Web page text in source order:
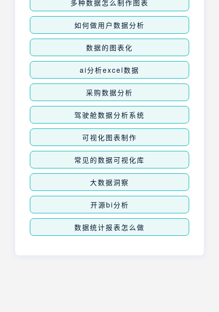
多种数据怎么制作图表
如何做用户数据分析
数据的图表化
ai分析excel数据
采购数据分析
驾驶舱数据分析系统
可视化图表制作
常见的数据可视化库
大数据洞察
开源bi分析
数据统计报表怎么做